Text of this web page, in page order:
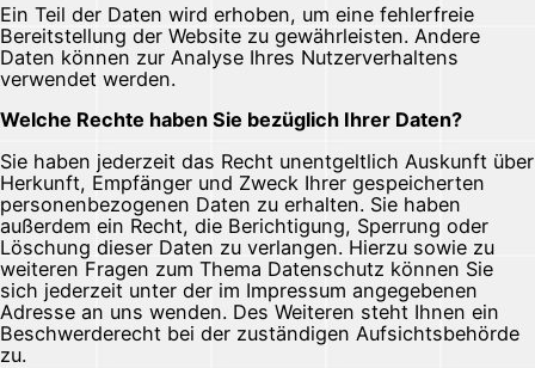
Ein Teil der Daten wird erhoben, um eine fehlerfreie
Bereitstellung der Website zu gewährleisten. Andere
Daten können zur Analyse Ihres Nutzerverhaltens
verwendet werden.
Welche Rechte haben Sie bezüglich Ihrer Daten?
Sie haben jederzeit das Recht unentgeltlich Auskunft über
Herkunft, Empfänger und Zweck Ihrer gespeicherten
personenbezogenen Daten zu erhalten. Sie haben
außerdem ein Recht, die Berichtigung, Sperrung oder
Löschung dieser Daten zu verlangen. Hierzu sowie zu
weiteren Fragen zum Thema Datenschutz können Sie
sich jederzeit unter der im Impressum angegebenen
Adresse an uns wenden. Des Weiteren steht Ihnen ein
Beschwerderecht bei der zuständigen Aufsichtsbehörde
zu.